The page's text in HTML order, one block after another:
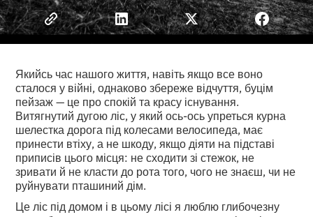
Якийсь час нашого життя, навіть якщо все воно
сталося у війні, однаково збереже відчуття, буцім
пейзаж — це про спокій та красу існування.
Витягнутий дугою ліс, у який ось-ось упреться курна
шелестка дорога під колесами велосипеда, має
принести втіху, а не шкоду, якщо діяти на підставі
приписів цього місця: не сходити зі стежок, не
зривати й не класти до рота того, чого не знаєш, чи не
руйнувати пташиний дім.
Це ліс під домом і в цьому лісі я люблю глибочезну